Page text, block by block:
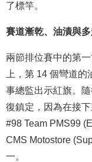
了標竿。
賽道漸乾、油漬與
兩節排位賽中的第
上，第 14 個彎道
事總監出示紅旗。
復鎮定，因為在接
#98 Team PMS99
CMS Motostore
一。